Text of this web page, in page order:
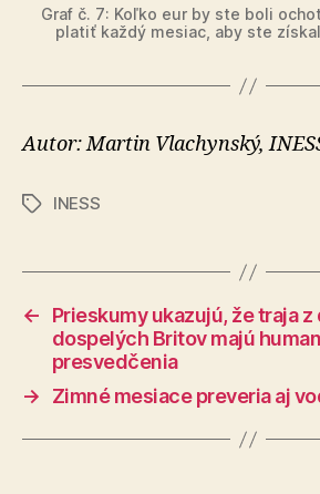
Graf č. 7: Koľko eur by ste boli
platiť každý mesiac, aby ste
Autor: Martin Vlachynský,
ZnačkyINESS
←
Prieskumy ukazujú, že traja
dospelých Britov majú
presvedčenia
→
Zimné mesiace preveria aj